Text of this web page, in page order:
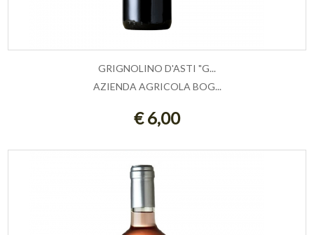
AGGIUNGI AL CARRELLO
GRIGNOLINO D'ASTI "G...
AZIENDA AGRICOLA BOG...
€ 6,00